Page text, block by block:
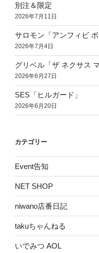
別注＆限定
2026年7月11日
サロモン「アンフィビ ボ
2026年7月4日
グリベル「ザ ネクサス
2026年6月27日
SES「ヒルガード」
2026年6月20日
カテゴリー
Event告知
NET SHOP
niwano店番日記
takuちゃんねる
いでみつ AOL